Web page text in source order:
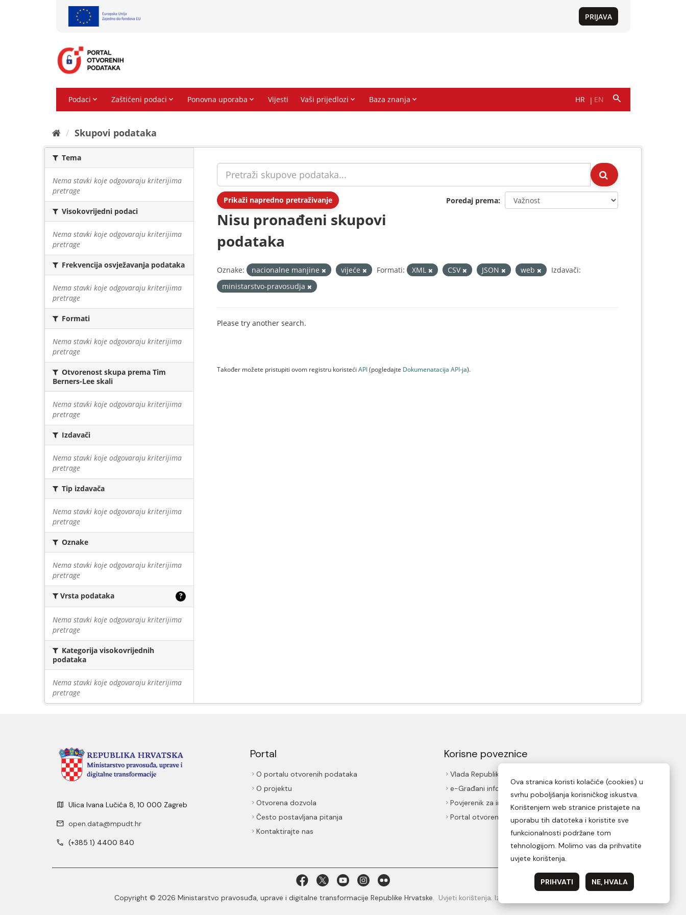
Skupovi podаtаkа
Tema
Nema stavki koje odgovaraju kriterijima
pretrage
Visokovrijedni podaci
Nema stavki koje odgovaraju kriterijima
pretrage
Frekvencija osvježavanja podataka
Nema stavki koje odgovaraju kriterijima
pretrage
Formati
Nema stavki koje odgovaraju kriterijima
pretrage
Otvorenost skupa prema Tim
Berners-Lee skali
Nema stavki koje odgovaraju kriterijima
pretrage
Izdavači
Nema stavki koje odgovaraju kriterijima
pretrage
Tip izdavača
Nema stavki koje odgovaraju kriterijima
pretrage
Oznake
Nema stavki koje odgovaraju kriterijima
pretrage
Vrsta podataka ?
Nema stavki koje odgovaraju kriterijima
pretrage
Kategorija visokovrijednih
podataka
Nema stavki koje odgovaraju kriterijima
pretrage
Prikaži napredno pretraživanje Poredaj prema
Nisu pronađeni skupovi
podataka
Oznake: nacionalne manjine vijeće Formati: XML CSV JSON web
Izdavači:
ministarstvo-pravosudja
Please try another search.
Također možete pristupiti ovom registru koristeći API(pogledajte Dokumenаtаcijа API-jа).